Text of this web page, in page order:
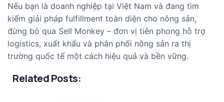
Nếu bạn là doanh nghiệp tại Việt Nam và đang tìm
kiếm giải pháp fulfillment toàn diện cho nông sản,
đừng bỏ qua Sell Monkey – đơn vị tiên phong hỗ trợ
logistics, xuất khẩu và phân phối nông sản ra thị
trường quốc tế một cách hiệu quả và bền vững.
Related Posts: